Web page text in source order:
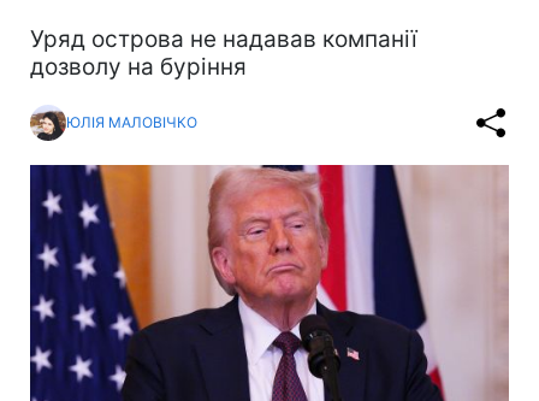
Уряд острова не надавав компанії
дозволу на буріння
ЮЛІЯ МАЛОВІЧКО